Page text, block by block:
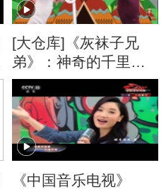
[大仓库]《灰袜子兄
弟》：神奇的千里传
音
《中国音乐电视》